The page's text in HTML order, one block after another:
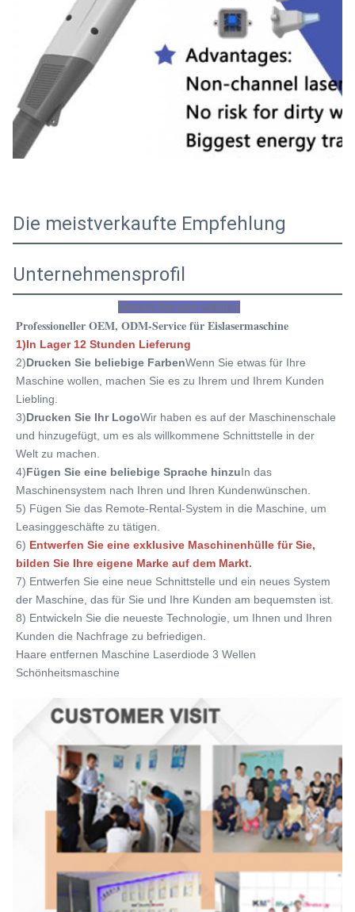
Die meistverkaufte Empfehlung
Unternehmensprofil
Warum Sie uns wählen
Professioneller OEM, ODM-Service für Eislasermaschine
1)In Lager 12 Stunden Lieferung
2)Drucken Sie beliebige FarbenWenn Sie etwas für Ihre
Maschine wollen, machen Sie es zu Ihrem und Ihrem Kunden
Liebling.
3)Drucken Sie Ihr LogoWir haben es auf der Maschinenschale
und hinzugefügt, um es als willkommene Schnittstelle in der
Welt zu machen.
4)Fügen Sie eine beliebige Sprache hinzuIn das
Maschinensystem nach Ihren und Ihren Kundenwünschen.
5) Fügen Sie das Remote-Rental-System in die Maschine, um
Leasinggeschäfte zu tätigen.
6) Entwerfen Sie eine exklusive Maschinenhülle für Sie,
bilden Sie Ihre eigene Marke auf dem Markt.
7) Entwerfen Sie eine neue Schnittstelle und ein neues System
der Maschine, das für Sie und Ihre Kunden am bequemsten ist.
8) Entwickeln Sie die neueste Technologie, um Ihnen und Ihren
Kunden die Nachfrage zu befriedigen.
Haare entfernen Maschine Laserdiode 3 Wellen
Schönheitsmaschine